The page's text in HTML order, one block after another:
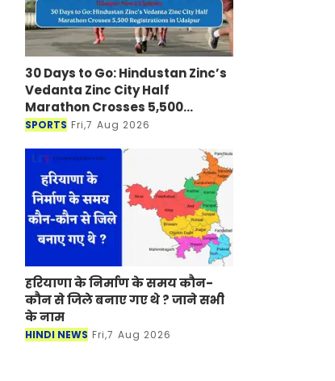
30 Days to Go: Hindustan Zinc’s
Vedanta Zinc City Half
Marathon Crosses 5,500
Registrations in Udaipur
SPORTS Fri,7 Aug 2026
हरियाणा के निर्माण के समय कौन-
कौन से जिले बनाए गए थे ? जाने सभी
के नाम
HINDI NEWS Fri,7 Aug 2026